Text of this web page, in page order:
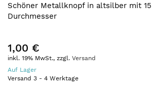
springen
Schöner Metallknopf in altsilber mit
Durchmesser
1,00 €
inkl. 19% MwSt., zzgl. Versand
Auf Lager
Versand 3 - 4 Werktage